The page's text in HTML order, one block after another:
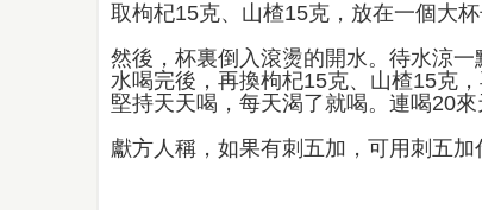
取枸杞15克、山楂15克，放在一個大杯
然後，杯裏倒入滾燙的開水。待水涼一
水喝完後，再換枸杞15克、山楂15克，
堅持天天喝，每天渴了就喝。連喝20
獻方人稱，如果有刺五加，可用刺五